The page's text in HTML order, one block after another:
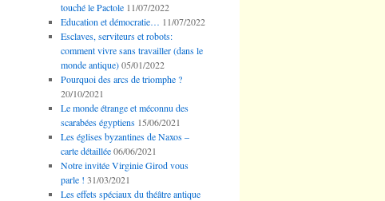
touché le Pactole 11/07/2022
Education et démocratie… 11/07/2022
Esclaves, serviteurs et robots:
comment vivre sans travailler (dans le
monde antique) 05/01/2022
Pourquoi des arcs de triomphe ?
20/10/2021
Le monde étrange et méconnu des
scarabées égyptiens 15/06/2021
Les églises byzantines de Naxos –
carte détaillée 06/06/2021
Notre invitée Virginie Girod vous
parle ! 31/03/2021
Les effets spéciaux du théâtre antique